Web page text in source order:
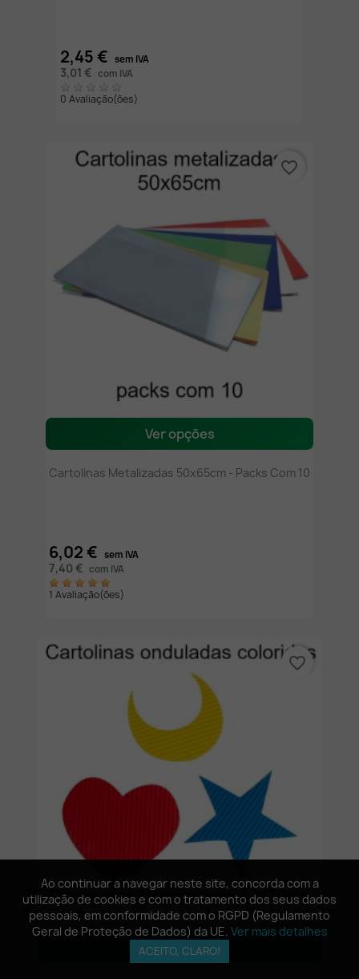
Ao continuar a navegar neste site, concorda com a
utilização de cookies e com o tratamento dos seus dados
pessoais, em conformidade com o RGPD (Regulamento
Geral de Proteção de Dados) da UE. Ver mais detalhes
ACEITO, CLARO!
2,45 € sem IVA
3,01 € com IVA
0 Avaliação(ões)
Ver opções
Cartolinas Metalizadas 50x65cm - Packs Com 10
6,02 € sem IVA
7,40 € com IVA
1 Avaliação(ões)
favorite_border
Ver opções
favorite_border
Ao continuar a navegar neste site, concorda com a
utilização de cookies e com o tratamento dos seus dados
pessoais, em conformidade com o RGPD (Regulamento
Geral de Proteção de Dados) da UE. Ver mais detalhes
ACEITO, CLARO!